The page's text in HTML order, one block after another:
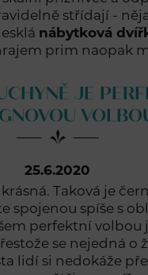
střídají -
nábytková
prim naopak
JE
25.6.2020
Taková je
spojenou spíše s
perfektní volbou
se nejedná o
lidí si nedokáže